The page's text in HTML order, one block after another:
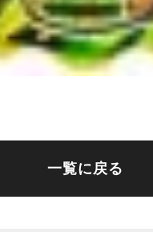
一覧に戻る